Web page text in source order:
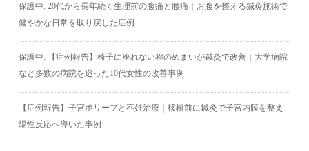
保護中: 20代から長年続く生理前の腹痛と腰痛｜お腹を整える鍼灸施術で
健やかな日常を取り戻した症例
保護中: 【症例報告】椅子に座れない程のめまいが鍼灸で改善｜大学病院
など多数の病院を巡った10代女性の改善事例
【症例報告】子宮ポリープと不妊治療｜移植前に鍼灸で子宮内膜を整え
陽性反応へ導いた事例